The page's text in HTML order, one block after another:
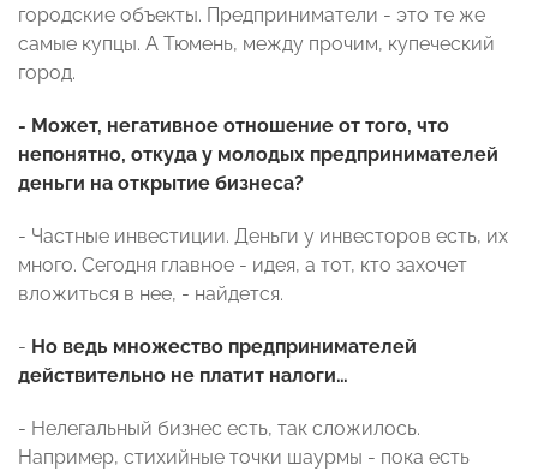
городские объекты. Предприниматели - это те же
самые купцы. А Тюмень, между прочим, купеческий
город.
- Может, негативное отношение от того, что
непонятно, откуда у молодых предпринимателей
деньги на открытие бизнеса?
- Частные инвестиции. Деньги у инвесторов есть, их
много. Сегодня главное - идея, а тот, кто захочет
вложиться в нее, - найдется.
- Но ведь множество предпринимателей
действительно не платит налоги…
- Нелегальный бизнес есть, так сложилось.
Например, стихийные точки шаурмы - пока есть